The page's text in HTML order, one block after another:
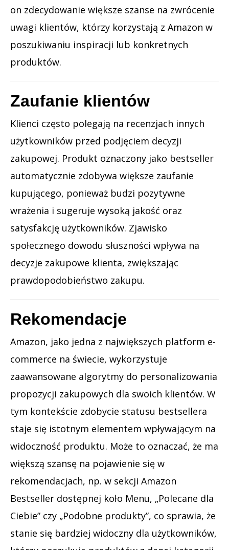
on zdecydowanie większe szanse na zwrócenie
uwagi klientów, którzy korzystają z Amazon w
poszukiwaniu inspiracji lub konkretnych
produktów.
Zaufanie klientów
Klienci często polegają na recenzjach innych
użytkowników przed podjęciem decyzji
zakupowej. Produkt oznaczony jako bestseller
automatycznie zdobywa większe zaufanie
kupującego, ponieważ budzi pozytywne
wrażenia i sugeruje wysoką jakość oraz
satysfakcję użytkowników. Zjawisko
społecznego dowodu słuszności wpływa na
decyzje zakupowe klienta, zwiększając
prawdopodobieństwo zakupu.
Rekomendacje
Amazon, jako jedna z największych platform e-
commerce na świecie, wykorzystuje
zaawansowane algorytmy do personalizowania
propozycji zakupowych dla swoich klientów. W
tym kontekście zdobycie statusu bestsellera
staje się istotnym elementem wpływającym na
widoczność produktu. Może to oznaczać, że ma
większą szansę na pojawienie się w
rekomendacjach, np. w sekcji Amazon
Bestseller dostępnej koło Menu, „Polecane dla
Ciebie” czy „Podobne produkty”, co sprawia, że
stanie się bardziej widoczny dla użytkowników,